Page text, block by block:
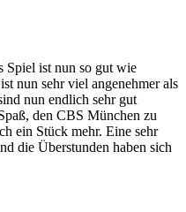
Spiel ist nun so gut wie
nun sehr viel angenehmer als
nun endlich sehr gut
den CBS München zu
ein Stück mehr. Eine sehr
die Überstunden haben sich